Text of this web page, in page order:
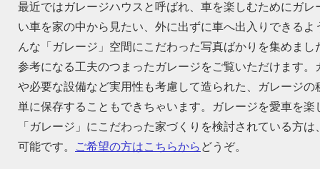
最近ではガレージハウスと呼ばれ、車を楽しむためにガ
い車を家の中から見たい、外に出ずに車へ出入りできる
んな「ガレージ」空間にこだわった写真ばかりを集めま
参考になる工夫のつまったガレージをご覧いただけます
や必要な設備など実用性も考慮して造られた、ガレージ
単に保存することもできちゃいます。ガレージを愛車を
「ガレージ」にこだわった家づくりを検討されている方
可能です。
ご希望の方はこちらから どうぞ。